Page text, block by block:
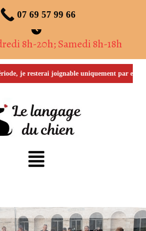
rendez-vous dès maintenant !
8h-20h; Samedi 8h-18h
resterai joignable uniquement par e-mail :
07 69 57 99 66